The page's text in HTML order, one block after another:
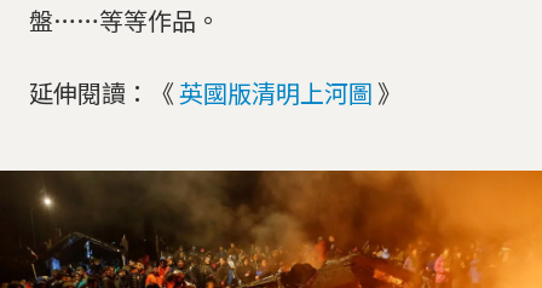
盤……等等作品。
延伸閱讀：《英國版清明上河圖 》